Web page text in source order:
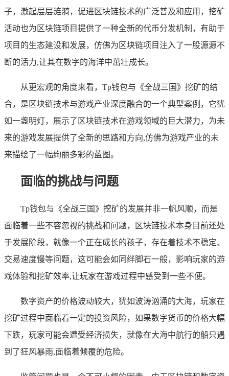
子，激起层层涟漪，促进区块链技术的广泛普及和应用，挖矿
活动也为区块链项目提供了一种全新的代币分发机制，有助于
项目的生态建设和发展，仿佛为区块链项目注入了一股源源不
断的活力,让其在数字的海洋中茁壮成长。
从更宏观的角度来看，Tp钱包与《全战三国》挖矿的结
合，是区块链技术与游戏产业深度融合的一个典型案例，它犹
如一盏明灯，展示了区块链技术在游戏领域的巨大潜力，为未
来的游戏发展提供了全新的思路和方向,仿佛为游戏产业的未
来描绘了一幅绚丽多彩的蓝图。
面临的挑战与问题
Tp钱包与《全战三国》挖矿的发展并非一帆风顺，而是
面临着一些不容忽视的挑战和问题，区块链技术本身目前还处
于发展阶段，就像一个正在成长的孩子，存在着技术不稳定、
交易速度慢等问题，这可能会如同绊脚石一般，影响玩家的游
戏体验和挖矿效率,让玩家在游戏过程中感受到一些不便。
数字资产的价格波动较大，犹如波涛汹涌的大海，玩家在
挖矿过程中面临着一定的投资风险，如果数字货币的价格大幅
下跌，玩家可能会遭受经济损失，就像在大海中航行的船只遇
到了狂风暴雨,面临着倾覆的危险。